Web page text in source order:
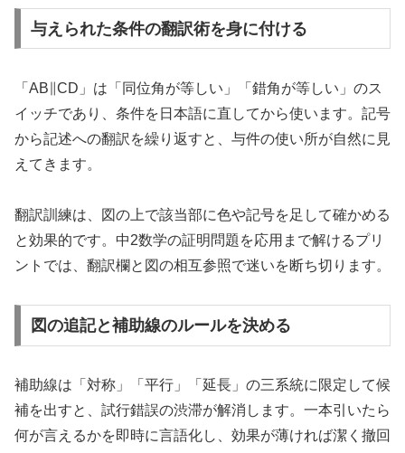
与えられた条件の翻訳術を身に付ける
「AB∥CD」は「同位角が等しい」「錯角が等しい」のス
イッチであり、条件を日本語に直してから使います。記号
から記述への翻訳を繰り返すと、与件の使い所が自然に見
えてきます。
翻訳訓練は、図の上で該当部に色や記号を足して確かめる
と効果的です。中2数学の証明問題を応用まで解けるプリ
ントでは、翻訳欄と図の相互参照で迷いを断ち切ります。
図の追記と補助線のルールを決める
補助線は「対称」「平行」「延長」の三系統に限定して候
補を出すと、試行錯誤の渋滞が解消します。一本引いたら
何が言えるかを即時に言語化し、効果が薄ければ潔く撤回